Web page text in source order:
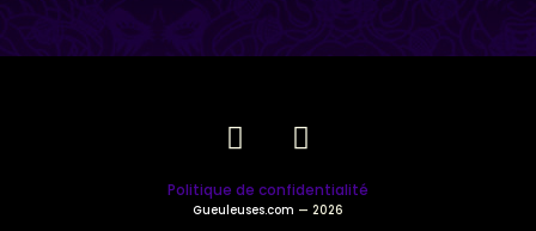
Politique de confidentialité
Gueuleuses.com — 2026